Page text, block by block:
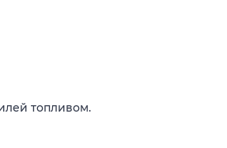
Сберегаем вместе
топливом.